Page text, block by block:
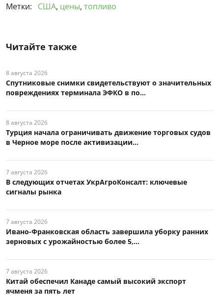
Метки:
США, цены, топливо
Читайте также
8 августа 2026
Спутниковые снимки свидетельствуют о значительных
повреждениях терминала ЭФКО в по...
8 августа 2026
Турция начала ограничивать движение торговых судов
в Черное море после активизации...
7 августа 2026
В следующих отчетах УкрАгроКонсалт: ключевые
сигналы рынка
7 августа 2026
Ивано-Франковская область завершила уборку ранних
зерновых с урожайностью более 5,...
7 августа 2026
Китай обеспечил Канаде самый высокий экспорт
ячменя за пять лет